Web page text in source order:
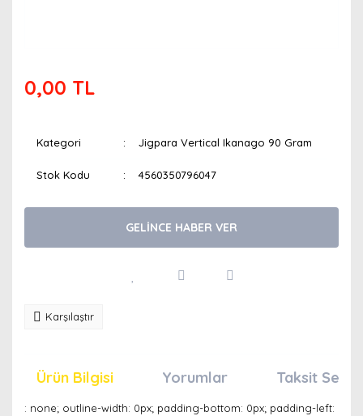
0,00 TL
Kategori Jigpara Vertical Ikanago 90 Gram
Stok Kodu 4560350796047
GELİNCE HABER VER
Karşılaştır
Ürün Bilgisi Yorumlar Taksit
: none; outline-width: 0px; padding-bottom: 0px; padding-left: